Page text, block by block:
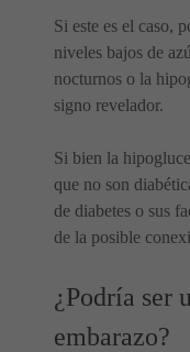
Si este es el caso,
niveles bajos de
nocturnos o la
signo revelador.
Si bien la
que no son
de diabetes o sus
de la posible
¿Podría ser
embarazo?